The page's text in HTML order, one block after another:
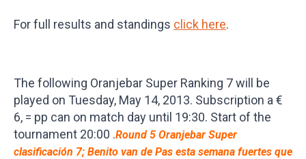
For full results and standings click here.
The following Oranjebar Super Ranking 7 will be
played on Tuesday, May 14, 2013. Subscription a €
6, = pp can on match day until 19:30. Start of the
tournament 20:00 .Round 5 Oranjebar Super
clasificación 7; Benito van de Pas esta semana fuertes que